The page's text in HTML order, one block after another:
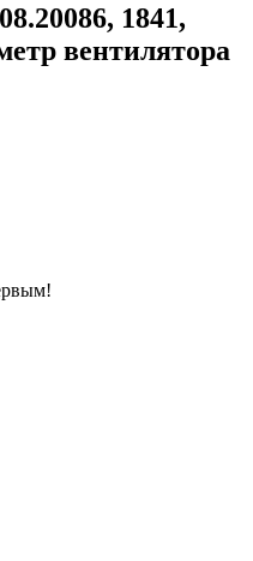
1841,
вентилятора